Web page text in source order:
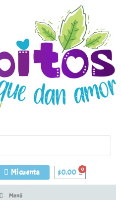
Mi cuenta $0.00
Menú